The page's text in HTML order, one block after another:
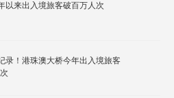
以来出入境旅客破百万人次
录！港珠澳大桥今年出入境旅客